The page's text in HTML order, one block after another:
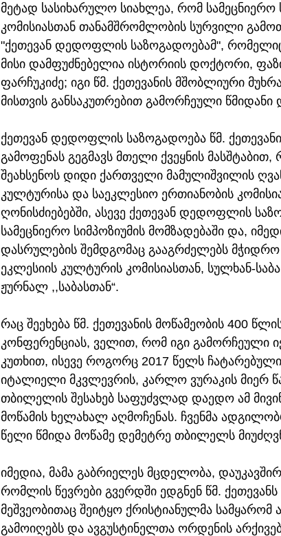
მეტად სასიხარულო სიახლეა, რომ სამეცნიერო
კომისიასთან თანამშრომლობის სურვილი
"ქეთევან დედოფლის საზოგადოებამ",
მისი დამფუძნებელია ისტორიის დოქტორი,
ფარჩუკიძე; იგი წმ. ქეთევანის მშობლიური
მისთვის განსაკუთრებით გამორჩეული
ქეთევან დედოფლის საზოგადოება წმ.
გამოფენას გეგმავს მთელი ქვეყნის
შეახსენოს დიდი ქართველი მამულიშვილის
კულტურისა და საეკლესიო ერთიანობის
ღონისძიებებში, ასევე ქეთევან დედოფლის
სამეცნიერო სიმპოზიუმის მომზადებაში და,
დასრულების შემდგომაც გააგრძელებს
ეკლესიის კულტურის კომისიასთან, სულხან-
ჟურნალ ,,საბასთან“.
რაც შეეხება წმ. ქეთევანის მოწამეობის 400
კონფერენციას, ველით, რომ იგი გამორჩეული
კუთხით, ისევე როგორც 2017 წელს
იტალიელი მკვლევრის, კარლო ვურაკის მიერ
თბილელის შესახებ საფუძვლად დაედო ამ
მოწამის ხელახალ აღმოჩენას. ჩვენმა
წელი წმიდა მოწამე დემეტრე თბილელს
იმედია, მამა გაბრიელეს მცდელობა,
რომლის წევრები გვერდში ედგნენ წმ.
მეშვეობითაც შეიტყო ქრისტიანულმა სამყარომ
გამოიღებს და ავგუსტინელთა ორდენის